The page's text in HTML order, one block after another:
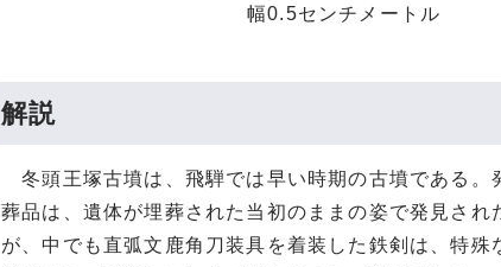
幅0.5センチメートル
解説
冬頭王塚古墳は、飛騨では早い時期の古墳である。
葬品は、遺体が埋葬された当初のままの姿で発見さ
が、中でも直弧文鹿角刀装具を着装した鉄剣は、特